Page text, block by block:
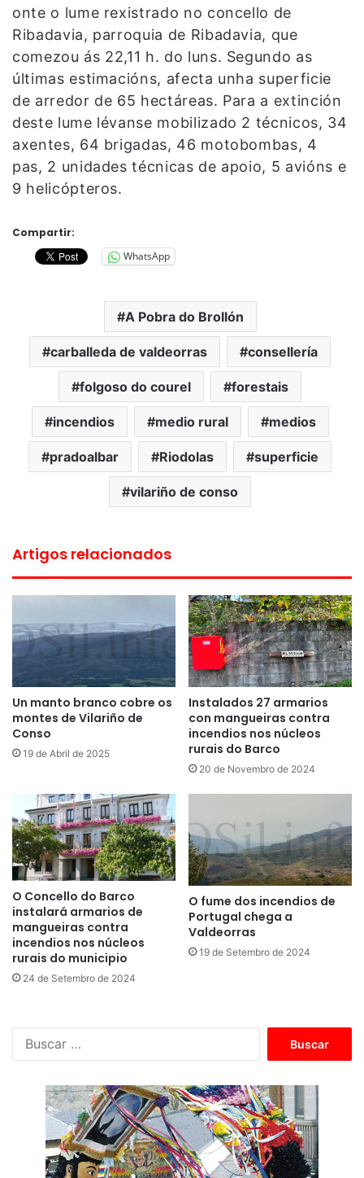
onte o lume rexistrado no concello de
Ribadavia, parroquia de Ribadavia, que
comezou ás 22,11 h. do luns. Segundo as
últimas estimacións, afecta unha superficie
de arredor de 65 hectáreas. Para a extinción
deste lume lévanse mobilizado 2 técnicos, 34
axentes, 64 brigadas, 46 motobombas, 4
pas, 2 unidades técnicas de apoio, 5 avións e
9 helicópteros.
Compartir:
WhatsApp
A Pobra do Brollón
carballeda de valdeorras consellería
folgoso do courel forestais
incendios medio rural medios
pradoalbar Riodolas superficie
vilariño de conso
Artigos relacionados
Un manto branco cobre os
montes de Vilariño de
Conso
19 de Abril de 2025
Instalados 27 armarios
con mangueiras contra
incendios nos núcleos
rurais do Barco
20 de Novembro de 2024
O Concello do Barco
instalará armarios de
mangueiras contra
incendios nos núcleos
rurais do municipio
24 de Setembro de 2024
O fume dos incendios de
Portugal chega a
Valdeorras
19 de Setembro de 2024
c
a
r
: